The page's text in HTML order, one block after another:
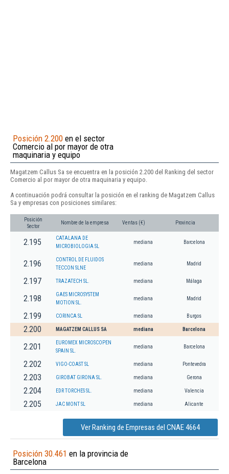
Posición 2.200 en el sector
Comercio al por mayor de otra
maquinaria y equipo
Magatzem Callus Sa se encuentra en la posición 2.200 del Ranking del sector
Comercio al por mayor de otra maquinaria y equipo.
A continuación podrá consultar la posición en el ranking de Magatzem Callus
Sa y empresas con posiciones similares:
Posición
Sector
Nombre de la empresa Ventas (€) Provincia
2.195
CATALANA DE
MICROBIOLOGIA SL
mediana Barcelona
2.196
CONTROL DE FLUIDOS
TECCON SLNE
mediana Madrid
2.197 TRAZATECH SL. mediana Málaga
2.198
GAES MICROSYSTEM
MOTION SL.
mediana Madrid
2.199 CORINCA SL mediana Burgos
2.200 MAGATZEM CALLUS SA mediana Barcelona
2.201
EUROMEX MICROSCOPEN
SPAIN SL.
mediana Barcelona
2.202 VIGO-COAST SL mediana Pontevedra
2.203 GIROBAT GIRONA SL. mediana Gerona
2.204 EDR TORCHES SL. mediana Valencia
2.205 JAC MONT SL mediana Alicante
Ver Ranking de Empresas del CNAE 4664
Posición 30.461 en la provincia de
Barcelona